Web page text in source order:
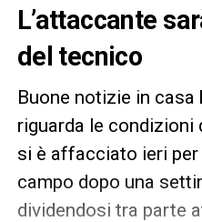
L’attaccante
del tecnico
Buone notizie in casa
riguarda le condizioni
si è affacciato ieri
campo dopo una
dividendosi tra parte